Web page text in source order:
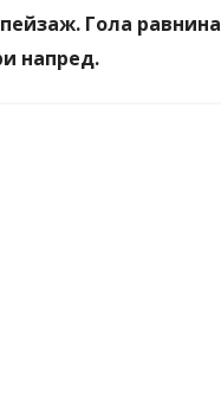
Гола равнина
напред.